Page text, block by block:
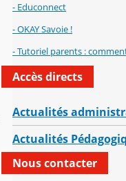
- Educonnect
- OKAY Savoie !
- Tutoriel parents :
Accès directs
Actualités
Actualités
Nous contacter